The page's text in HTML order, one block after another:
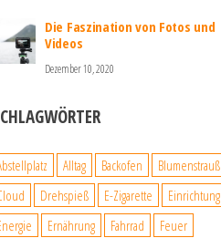
Die Faszination von Fotos und
Videos
Dezember 10, 2020
Alltag Backofen
Blumenstrauß
Drehspieß E-Zigarette
Einrichtung
Ernährung Fahrrad
Feuer